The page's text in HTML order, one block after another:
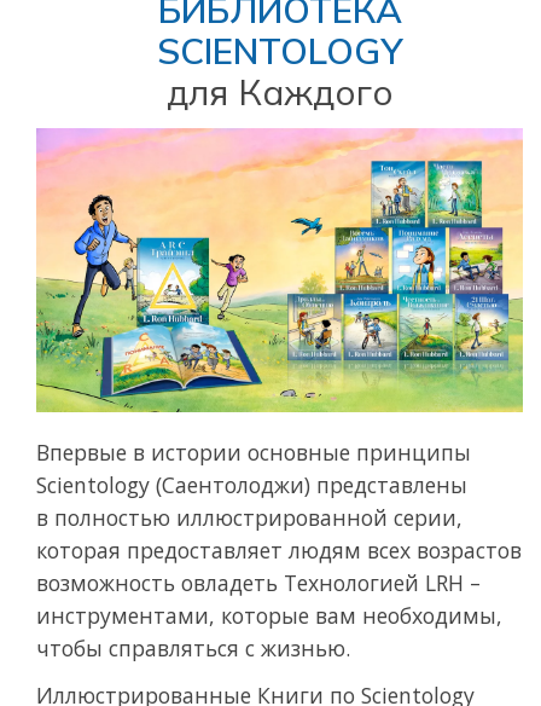
БИБЛИОТЕКА
SCIENTOLOGY
для Каждого
Впервые в истории основные принципы
Scientology (Саентолоджи) представлены
в полностью иллюстрированной серии,
которая предоставляет людям всех возрастов
возможность овладеть Технологией LRH –
инструментами, которые вам необходимы,
чтобы справляться с жизнью.
Иллюстрированные Книги по Scientology